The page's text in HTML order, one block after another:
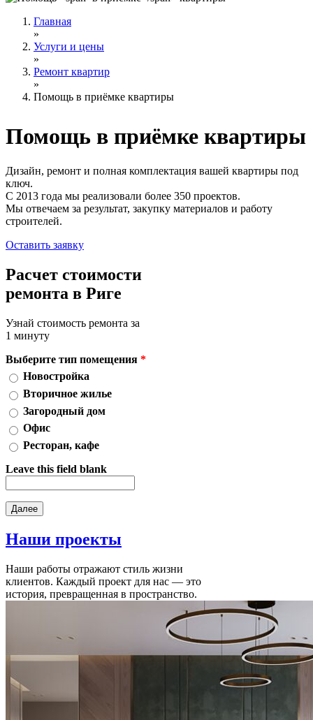
Главная
»
Услуги и цены
»
Ремонт квартир
»
Помощь в приёмке квартиры
Помощь в приёмке квартиры
Дизайн, ремонт и полная комплектация вашей квартиры под
ключ.
С 2013 года мы реализовали более 350 проектов.
Мы отвечаем за результат, закупку материалов и работу
строителей.
Оставить заявку
Расчет стоимости
ремонта в Риге
Узнай стоимость ремонта за
1 минуту
Выберите тип помещения *
Новостройка
Вторичное жилье
Загородный дом
Офис
Ресторан, кафе
Leave this field blank
Наши проекты
Наши работы отражают стиль жизни
клиентов. Каждый проект для нас — это
история, превращенная в пространство.